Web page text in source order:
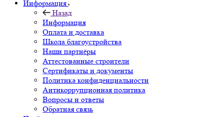
Информация
Назад
Информация
Оплата и доставка
Школа благоустройства
Наши партнёры
Аттестованные строители
Сертификаты и документы
Политика конфиденциальности
Антикоррупционная политика
Вопросы и ответы
Обратная связь